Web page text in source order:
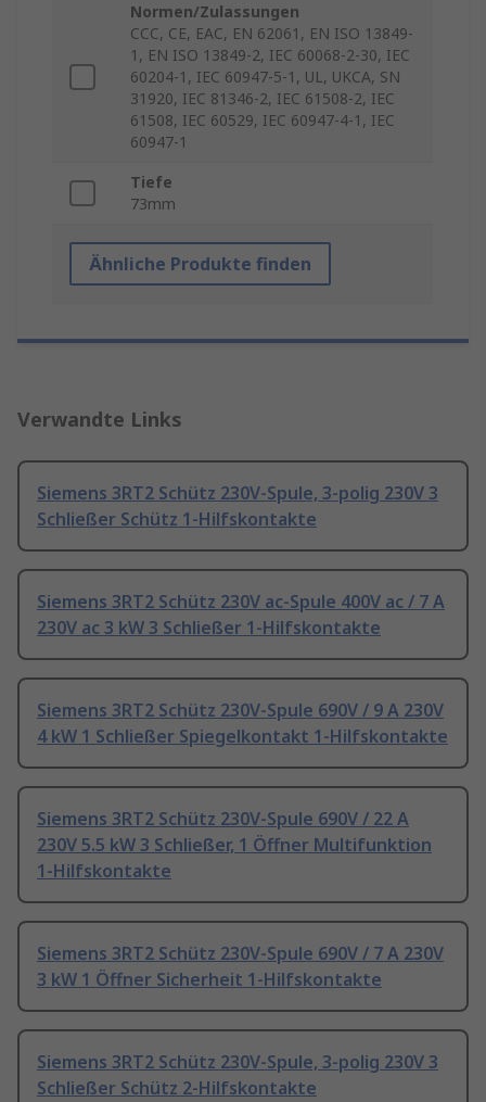
Normen/Zulassungen
CCC, CE, EAC, EN 62061, EN ISO 13849-
1, EN ISO 13849-2, IEC 60068-2-30, IEC
60204-1, IEC 60947-5-1, UL, UKCA, SN
31920, IEC 81346-2, IEC 61508-2, IEC
61508, IEC 60529, IEC 60947-4-1, IEC
60947-1
Tiefe
73mm
Ähnliche Produkte finden
Verwandte Links
Siemens 3RT2 Schütz 230V-Spule, 3-polig 230V 3
Schließer Schütz 1-Hilfskontakte
Siemens 3RT2 Schütz 230V ac-Spule 400V ac / 7 A
230V ac 3 kW 3 Schließer 1-Hilfskontakte
Siemens 3RT2 Schütz 230V-Spule 690V / 9 A 230V
4 kW 1 Schließer Spiegelkontakt 1-Hilfskontakte
Siemens 3RT2 Schütz 230V-Spule 690V / 22 A
230V 5.5 kW 3 Schließer, 1 Öffner Multifunktion
1-Hilfskontakte
Siemens 3RT2 Schütz 230V-Spule 690V / 7 A 230V
3 kW 1 Öffner Sicherheit 1-Hilfskontakte
Siemens 3RT2 Schütz 230V-Spule, 3-polig 230V 3
Schließer Schütz 2-Hilfskontakte